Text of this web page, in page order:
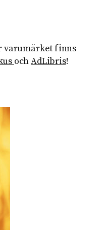
varumärket finns
ochAdLibris!